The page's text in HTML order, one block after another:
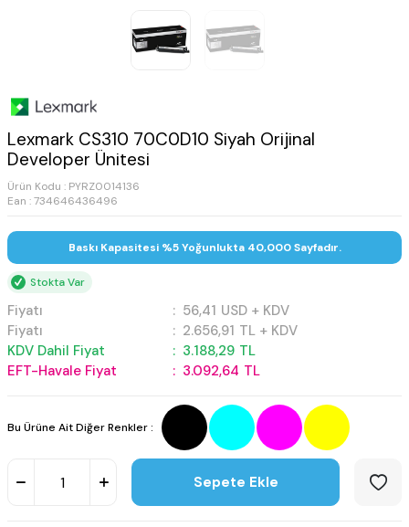
Lexmark CS310 70C0D10 Siyah Orijinal
Developer Ünitesi
Ürün Kodu : PYRZ0014136
Ean : 734646436496
Baskı Kapasitesi %5 Yoğunlukta 40,000 Sayfadır.
Stokta Var
Fiyatı : 56,41 USD + KDV
Fiyatı
: 2.656,91 TL + KDV
KDV Dahil Fiyat
: 3.188,29 TL
EFT-Havale Fiyat
: 3.092,64 TL
Bu Ürüne Ait Diğer Renkler :
Sepete Ekle